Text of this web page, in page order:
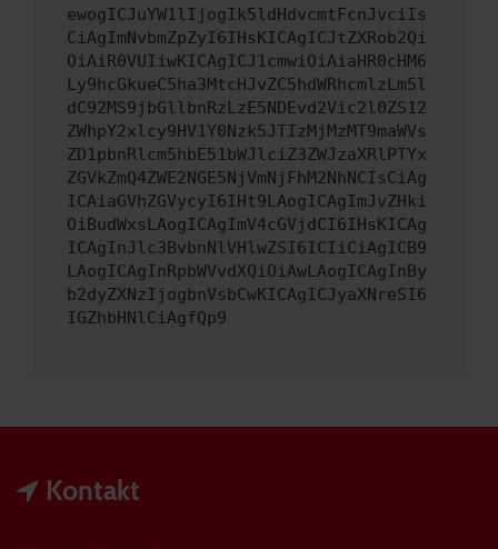
ewogICJuYW1lIjogIk5ldHdvcmtFcnJvciIs
CiAgImNvbmZpZyI6IHsKICAgICJtZXRob2Qi
OiAiR0VUIiwKICAgICJ1cmwiOiAiaHR0cHM6
Ly9hcGkueC5ha3MtcHJvZC5hdWRhcmlzLm5l
dC92MS9jbGllbnRzLzE5NDEvd2Vic2l0ZS12
ZWhpY2xlcy9HV1Y0Nzk5JTIzMjMzMT9maWVs
ZD1pbnRlcm5hbE51bWJlciZ3ZWJzaXRlPTYx
ZGVkZmQ4ZWE2NGE5NjVmNjFhM2NhNCIsCiAg
ICAiaGVhZGVycyI6IHt9LAogICAgImJvZHki
OiBudWxsLAogICAgImV4cGVjdCI6IHsKICAg
ICAgInJlc3BvbnNlVHlwZSI6ICIiCiAgICB9
LAogICAgInRpbWVvdXQiOiAwLAogICAgInBy
b2dyZXNzIjogbnVsbCwKICAgICJyaXNreSI6
IGZhbHNlCiAgfQp9
Kontakt